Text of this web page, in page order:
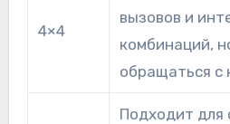
4×4
вызовов и
комбинаций,
обращаться с
Подходит для